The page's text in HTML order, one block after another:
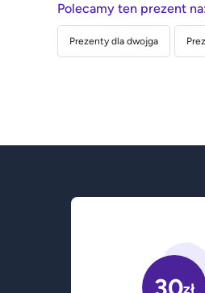
Polecamy ten prezent na:
Prezenty dla dwojga
zł